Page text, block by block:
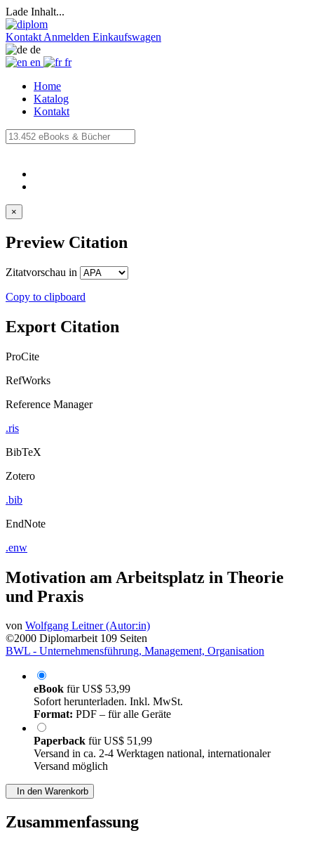
Lade Inhalt...
Kontakt Anmelden Einkaufswagen
de
en
fr
Home
Katalog
Kontakt
×
Preview Citation
Zitatvorschau in
Copy to clipboard
Export Citation
ProCite
RefWorks
Reference Manager
.ris
BibTeX
Zotero
.bib
EndNote
.enw
Motivation am Arbeitsplatz in Theorie
und Praxis
von Wolfgang Leitner (Autor:in)
©2000 Diplomarbeit 109 Seiten
BWL - Unternehmensführung, Management, Organisation
eBook fürUS$ 53,99
Sofort herunterladen. Inkl. MwSt.
Format: PDF – für alle Geräte
Paperback fürUS$ 51,99
Versand in ca. 2-4 Werktagen national, internationaler
Versand möglich
In den Warenkorb
Zusammenfassung